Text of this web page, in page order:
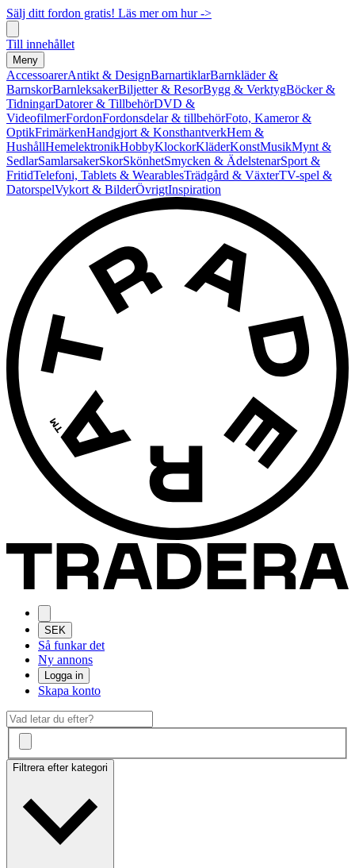
Sälj ditt fordon gratis! Läs mer om hur ->
Till innehållet
Meny
AccessoarerAntikt & DesignBarnartiklarBarnkläder &
BarnskorBarnleksakerBiljetter & ResorBygg & VerktygBöcker &
TidningarDatorer & TillbehörDVD &
VideofilmerFordonFordonsdelar & tillbehörFoto, Kameror &
OptikFrimärkenHandgjort & KonsthantverkHem &
HushållHemelektronikHobbyKlockorKläderKonstMusikMynt &
SedlarSamlarsakerSkorSkönhetSmycken & ÄdelstenarSport &
FritidTelefoni, Tablets & WearablesTrädgård & VäxterTV-spel &
DatorspelVykort & BilderÖvrigtInspiration
SEK
Så funkar det
Ny annons
Logga in
Skapa konto
Filtrera efter kategori